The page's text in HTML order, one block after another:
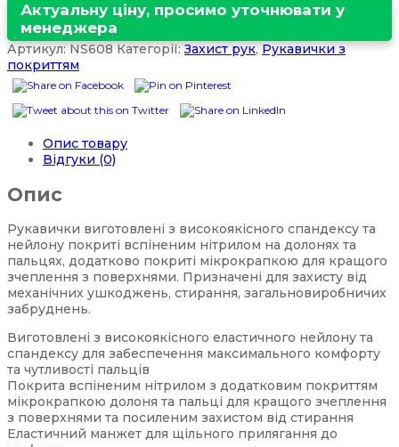
Актуальну ціну, просимо уточнювати у
менеджера
Артикул:NS608 Категорії:Захист рук,Рукавички з
покриттям
Опис товару
Відгуки (0)
Опис
Рукавички виготовлені з високоякісного спандексу та
нейлону покриті вспіненим нітрилом на долонях та
пальцях, додатково покриті мікрокрапкою для кращого
зчеплення з поверхнями. Призначені для захисту від
механічних ушкоджень, стирання, загальновиробничих
забруднень.
Виготовлені з високоякісного еластичного нейлону та
спандексу для забеспечення максимального комфорту
та чутливості пальців
Покрита вспіненим нітрилом з додатковим покриттям
мікрокрапкою долоня та пальці для кращого зчеплення
з поверхнями та посиленим захистом від стирання
Еластичний манжет для щільного прилягання до